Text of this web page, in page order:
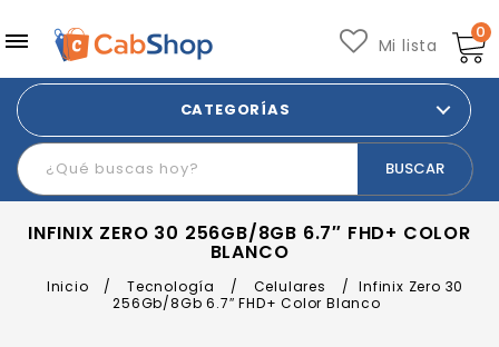
0
Mi lista
CATEGORÍAS
INFINIX ZERO 30 256GB/8GB 6.7″ FHD+ COLOR
BLANCO
Inicio / Tecnología / Celulares / Infinix Zero 30
256Gb/8Gb 6.7″ FHD+ Color Blanco